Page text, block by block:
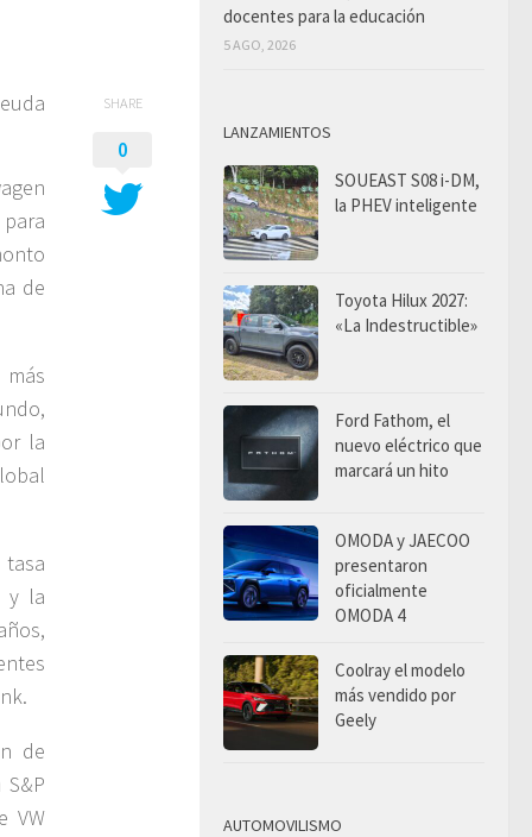
de
la
y la
de
VW
SHARE
0
docentes para la educación
5 AGO, 2026
LANZAMIENTOS
SOUEAST S08 i-DM,
la PHEV inteligente
Toyota Hilux 2027:
«La Indestructible»
Ford Fathom, el
nuevo eléctrico que
marcará un hito
OMODA y JAECOO
presentaron
oficialmente
OMODA 4
Coolray el modelo
más vendido por
Geely
AUTOMOVILISMO